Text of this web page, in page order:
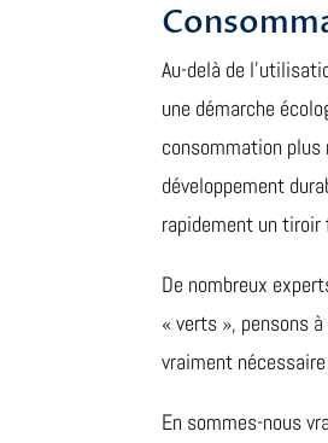
Au-delà de
une démarche
consommation plus
développement
rapidement un tiroir
De nombreux
« verts », pensons
vraiment
En sommes-nous